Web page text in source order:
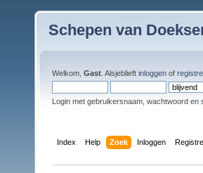
Schepen van
Welkom, Gast . Alsjeblieft inloggen of
Login met gebruikersnaam, wachtwoord en
Index Help Zoek Inloggen